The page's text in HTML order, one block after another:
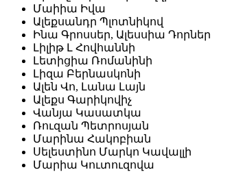
Մաիիա Իվա
Ալեքսանդր Պլոտնիկով
Ինա Գրոսսեր, Ալեսսիա Դորներ
Լիլիթ Լ Հովհաննի
Լետիցիա Ռոմանինի
Լիզա Բերնասկոնի
Ալեն Վո, Լանա Լայն
Ալեքս Գարիկովիչ
Վանյա Կասատկա
Ռուզան Պետրոսյան
Մարինա Հակոբիան
Սելեստինո Մարկո Կավալլի
Մարիա Կուտուզովա